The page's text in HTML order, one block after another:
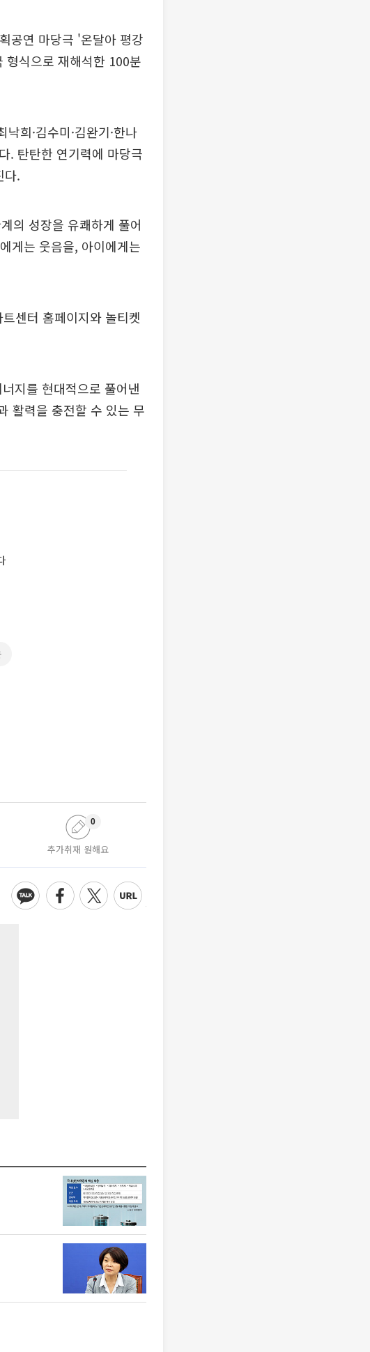
공연 마당극 '온달아 평강
식으로 재해석한 100분
희·김수미·김완기·한나
. 탄탄한 연기력에 마당극
다.
의 성장을 유쾌하게 풀어
게는 웃음을, 아이에게는
센터 홈페이지와 놀티켓
지를 현대적으로 풀어낸
활력을 충전할 수 있는 무
추가취재 원해요
0